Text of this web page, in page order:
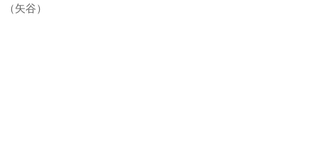
矢谷）